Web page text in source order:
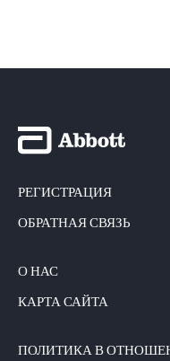
РЕГИСТРАЦИЯ
ОБРАТНАЯ СВЯЗЬ
О НАС
КАРТА САЙТА
ПОЛИТИКА В